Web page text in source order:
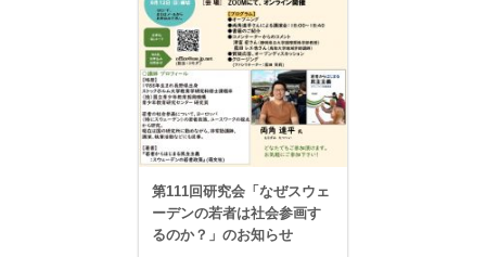
第111回研究会「なぜスウェ
ーデンの若者は社会参画す
るのか？」のお知らせ